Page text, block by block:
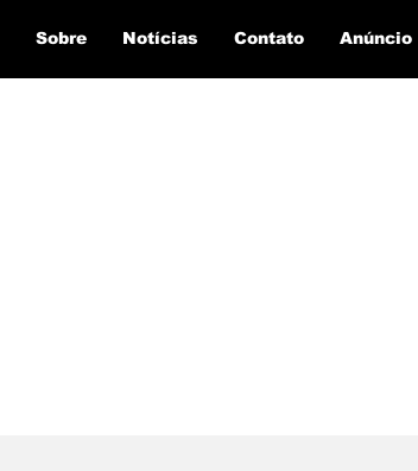
Sobre Notícias Contato Anúncio